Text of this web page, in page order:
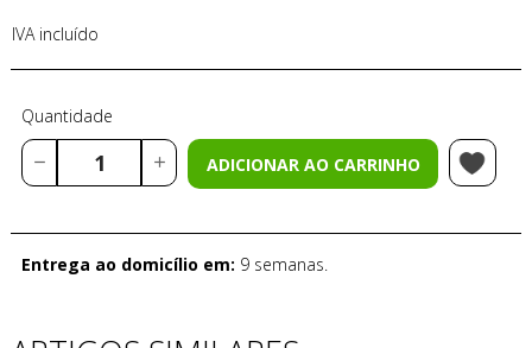
IVA incluído
Quantidade
ADICIONAR AO CARRINHO
Entrega ao domicílio em: 9 semanas.